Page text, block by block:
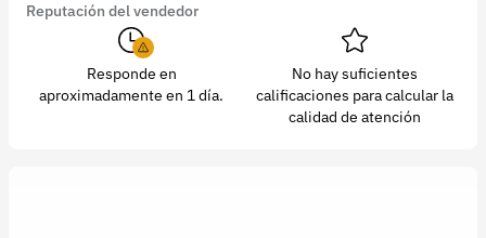
Reputación del vendedor
Responde en
aproximadamente en 1 día.
No hay suficientes
calificaciones para calcular la
calidad de atención